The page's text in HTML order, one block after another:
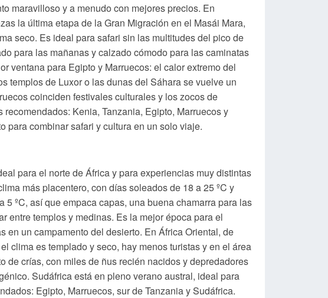
maravilloso y a menudo con mejores precios. En
la última etapa de la Gran Migración en el Masái Mara,
seco. Es ideal para safari sin las multitudes del pico de
para las mañanas y calzado cómodo para las caminatas
ventana para Egipto y Marruecos: el calor extremo del
templos de Luxor o las dunas del Sáhara se vuelve un
coinciden festivales culturales y los zocos de
Kenia, Tanzania, Egipto, Marruecos y
para combinar safari y cultura en un solo viaje.
para el norte de África y para experiencias muy distintas
más placentero, con días soleados de 18 a 25 ºC y
ºC, así que empaca capas, una buena chamarra para las
entre templos y medinas. Es la mejor época para el
en un campamento del desierto. En África Oriental, de
clima es templado y seco, hay menos turistas y en el área
de crías, con miles de ñus recién nacidos y depredadores
Sudáfrica está en pleno verano austral, ideal para
Egipto, Marruecos, sur de Tanzania y Sudáfrica.